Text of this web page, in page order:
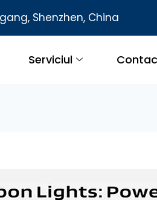
Shenzhen, China
Serviciul